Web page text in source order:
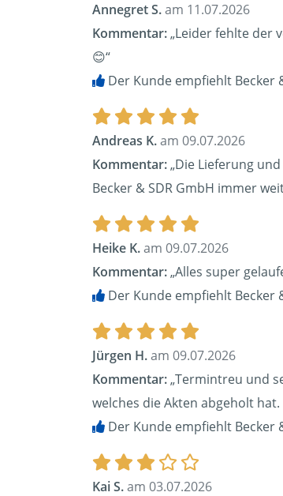
Annegret S.am 11.07.2026
Kommentar:„Leider fehlte der
😊“
Der Kunde empfiehlt Becker
Andreas K.am 09.07.2026
Kommentar:„Die Lieferung
Becker & SDR GmbH immer
Heike K.am 09.07.2026
Kommentar:„Alles super
Der Kunde empfiehlt Becker
Jürgen H.am 09.07.2026
Kommentar:„Termintreu und
welches die Akten abgeholt
Der Kunde empfiehlt Becker
Kai S.am 03.07.2026